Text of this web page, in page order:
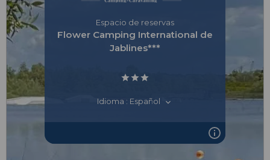
Espacio de reservas
Flower Camping International de
Jablines***
Idioma : Español